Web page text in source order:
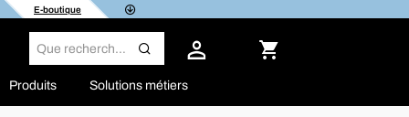
E-boutique
Produits Solutions métiers